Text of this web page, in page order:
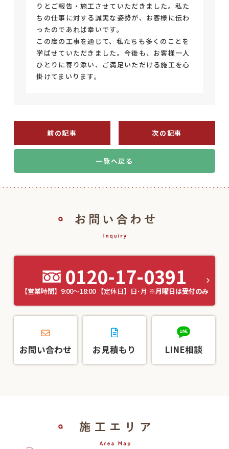
りとご報告・施工させていただきました。私た
ちの仕事に対する誠実な姿勢が、お客様に伝わ
ったのであれば幸いです。
この度の工事を通じて、私たちも多くのことを
学ばせていただきました。今後も、お客様一人
ひとりに寄り添い、ご満足いただける施工を心
掛けてまいります。
前の記事 次の記事
一覧へ戻る
0120-17-0391
【営業時間】9:00～18:00 【定休日】日･月 ※月曜日は受付のみ
お問い合わせ お見積もり LINE相談